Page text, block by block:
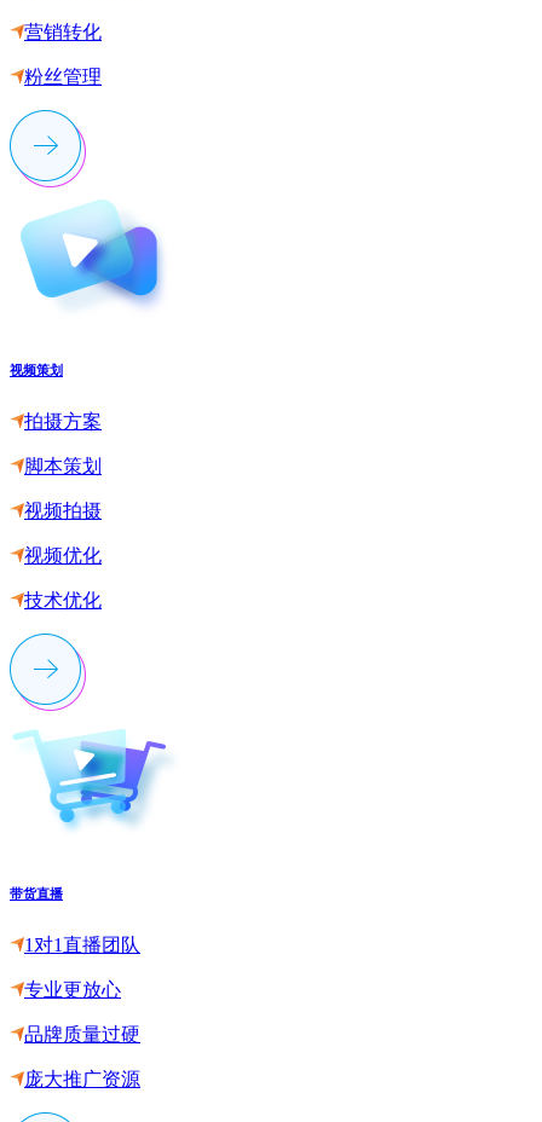
营销转化
粉丝管理
视频策划
拍摄方案
脚本策划
视频拍摄
视频优化
技术优化
带货直播
1对1直播团队
专业更放心
品牌质量过硬
庞大推广资源